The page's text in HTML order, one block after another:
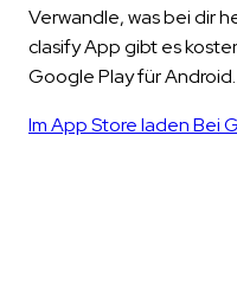
Verwandle, was bei dir
clasify App gibt es
Google Play für Android.
Im App Store ladenBei